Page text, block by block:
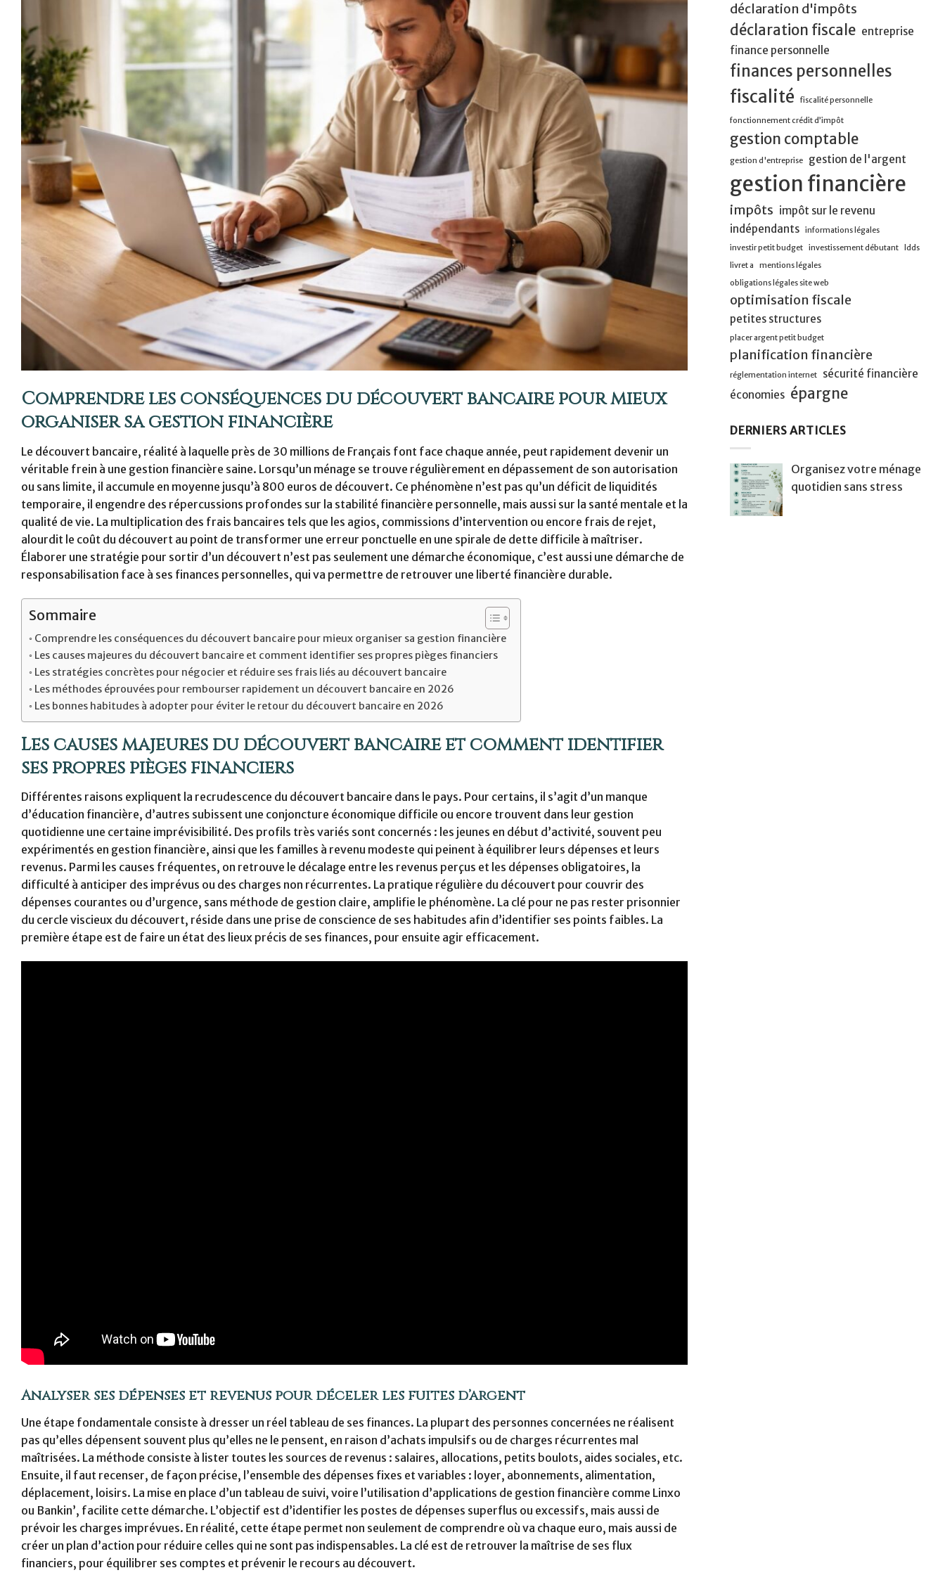
Comprendre les conséquences du découvert bancaire pour mieux
organiser sa gestion financière
Le découvert bancaire, réalité à laquelle près de 30 millions de Français font face chaque année, peut rapidement devenir un
véritable frein à une gestion financière saine. Lorsqu’un ménage se trouve régulièrement en dépassement de son autorisation
ou sans limite, il accumule en moyenne jusqu’à 800 euros de découvert. Ce phénomène n’est pas qu’un déficit de liquidités
temporaire, il engendre des répercussions profondes sur la stabilité financière personnelle, mais aussi sur la santé mentale et la
qualité de vie. La multiplication des frais bancaires tels que les agios, commissions d’intervention ou encore frais de rejet,
alourdit le coût du découvert au point de transformer une erreur ponctuelle en une spirale de dette difficile à maîtriser.
Élaborer une stratégie pour sortir d’un découvert n’est pas seulement une démarche économique, c’est aussi une démarche de
responsabilisation face à ses finances personnelles, qui va permettre de retrouver une liberté financière durable.
Sommaire
Comprendre les conséquences du découvert bancaire pour mieux organiser sa gestion financière
Les causes majeures du découvert bancaire et comment identifier ses propres pièges financiers
Les stratégies concrètes pour négocier et réduire ses frais liés au découvert bancaire
Les méthodes éprouvées pour rembourser rapidement un découvert bancaire en 2026
Les bonnes habitudes à adopter pour éviter le retour du découvert bancaire en 2026
Les causes majeures du découvert bancaire et comment identifier
ses propres pièges financiers
Différentes raisons expliquent la recrudescence du découvert bancaire dans le pays. Pour certains, il s’agit d’un manque
d’éducation financière, d’autres subissent une conjoncture économique difficile ou encore trouvent dans leur gestion
quotidienne une certaine imprévisibilité. Des profils très variés sont concernés : les jeunes en début d’activité, souvent peu
expérimentés en gestion financière, ainsi que les familles à revenu modeste qui peinent à équilibrer leurs dépenses et leurs
revenus. Parmi les causes fréquentes, on retrouve le décalage entre les revenus perçus et les dépenses obligatoires, la
difficulté à anticiper des imprévus ou des charges non récurrentes. La pratique régulière du découvert pour couvrir des
dépenses courantes ou d’urgence, sans méthode de gestion claire, amplifie le phénomène. La clé pour ne pas rester prisonnier
du cercle viscieux du découvert, réside dans une prise de conscience de ses habitudes afin d’identifier ses points faibles. La
première étape est de faire un état des lieux précis de ses finances, pour ensuite agir efficacement.
Analyser ses dépenses et revenus pour déceler les fuites d’argent
Une étape fondamentale consiste à dresser un réel tableau de ses finances. La plupart des personnes concernées ne réalisent
pas qu’elles dépensent souvent plus qu’elles ne le pensent, en raison d’achats impulsifs ou de charges récurrentes mal
maîtrisées. La méthode consiste à lister toutes les sources de revenus : salaires, allocations, petits boulots, aides sociales, etc.
Ensuite, il faut recenser, de façon précise, l’ensemble des dépenses fixes et variables : loyer, abonnements, alimentation,
déplacement, loisirs. La mise en place d’un tableau de suivi, voire l’utilisation d’applications de gestion financière comme Linxo
ou Bankin’, facilite cette démarche. L’objectif est d’identifier les postes de dépenses superflus ou excessifs, mais aussi de
prévoir les charges imprévues. En réalité, cette étape permet non seulement de comprendre où va chaque euro, mais aussi de
créer un plan d’action pour réduire celles qui ne sont pas indispensables. La clé est de retrouver la maîtrise de ses flux
financiers, pour équilibrer ses comptes et prévenir le recours au découvert.
déclaration d'impôts
déclaration fiscale entreprise
finance personnelle
finances personnelles
fiscalité fiscalité personnelle
fonctionnement crédit d’impôt
gestion comptable
gestion d'entreprise gestion de l'argent
gestion financière
impôts impôt sur le revenu
indépendants
informations légales
investir petit budget
investissement débutant
ldds
livret a
mentions légales
obligations légales site web
optimisation fiscale
petites structures
placer argent petit budget
planification financière
réglementation internet
sécurité financière
économies épargne
DERNIERS ARTICLES
Organisez votre ménage
quotidien sans stress